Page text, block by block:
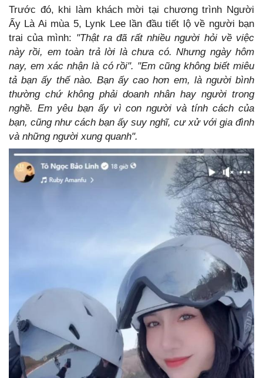
Trước đó, khi làm khách mời tại chương trình Người
Ấy Là Ai mùa 5, Lynk Lee lần đầu tiết lộ về người bạn
trai của mình: "Thật ra đã rất nhiều người hỏi về việc
này rồi, em toàn trả lời là chưa có. Nhưng ngày hôm
nay, em xác nhận là có rồi". "Em cũng không biết miêu
tả bạn ấy thế nào. Bạn ấy cao hơn em, là người bình
thường chứ không phải doanh nhân hay người trong
nghề. Em yêu bạn ấy vì con người và tính cách của
bạn, cũng như cách bạn ấy suy nghĩ, cư xử với gia đình
và những người xung quanh".